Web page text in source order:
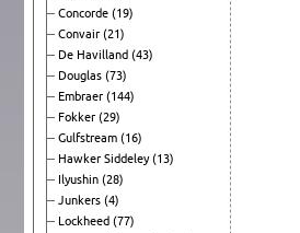
Concorde (19)
Convair (21)
De Havilland (43)
Douglas (73)
Embraer (144)
Fokker (29)
Gulfstream (16)
Hawker Siddeley(13)
Ilyushin (28)
Junkers (4)
Lockheed (77)